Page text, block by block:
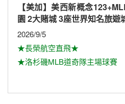
【美加】美西新概念
園 2大賭城 3座世界知名旅遊
2026/9/5
★長榮航空直飛★
★洛杉磯MLB道奇隊主場球賽